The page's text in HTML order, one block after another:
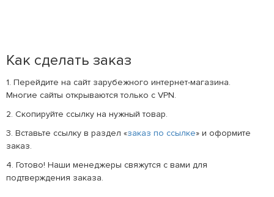
Как сделать заказ
1. Перейдите на сайт зарубежного интернет-магазина.
Многие сайты открываются только с VPN.
2. Скопируйте ссылку на нужный товар.
3. Вставьте ссылку в раздел «заказ по ссылке» и оформите
заказ.
4. Готово! Наши менеджеры свяжутся с вами для
подтверждения заказа.